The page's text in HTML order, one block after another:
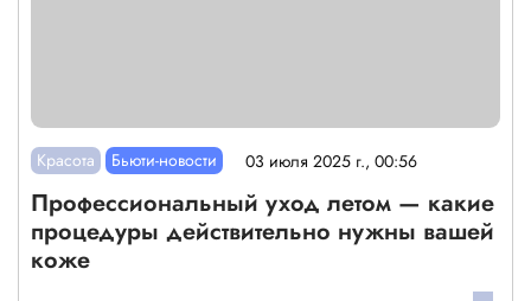
Красота Бьюти-новости 03 июля 2025 г., 00:56
Профессиональный уход летом — какие
процедуры действительно нужны вашей
коже